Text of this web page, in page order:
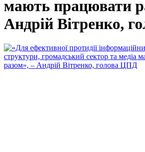
мають працювати
Андрій Вітренко,